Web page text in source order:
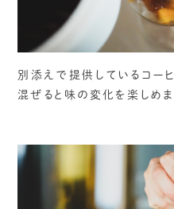
別添えで提供しているコー
混ぜると味の変化を楽しめま